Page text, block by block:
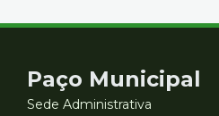
Contato
Paço Municipal
Sede Administrativa